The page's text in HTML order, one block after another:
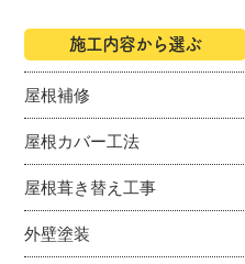
施工内容から選ぶ
屋根補修
屋根カバー工法
屋根葺き替え工事
外壁塗装